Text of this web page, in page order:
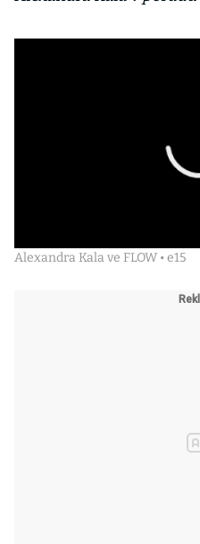
Alexandra Kala ve FLOW • e15